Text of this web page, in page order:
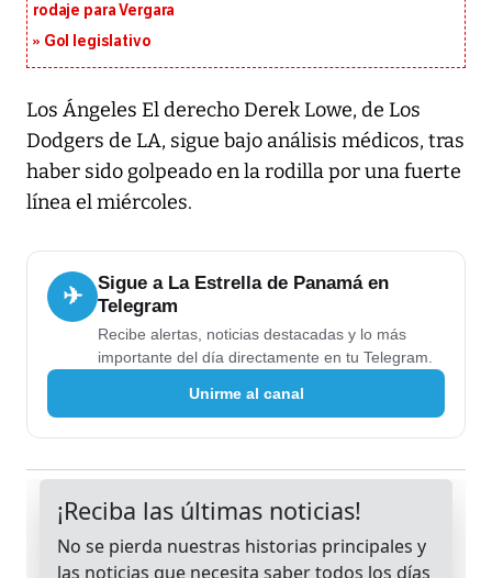
rodaje para Vergara
Gol legislativo
Los Ángeles El derecho Derek Lowe, de Los
Dodgers de LA, sigue bajo análisis médicos, tras
haber sido golpeado en la rodilla por una fuerte
línea el miércoles.
✈
Sigue a La Estrella de Panamá en
Telegram
Recibe alertas, noticias destacadas y lo más
importante del día directamente en tu Telegram.
Unirme al canal